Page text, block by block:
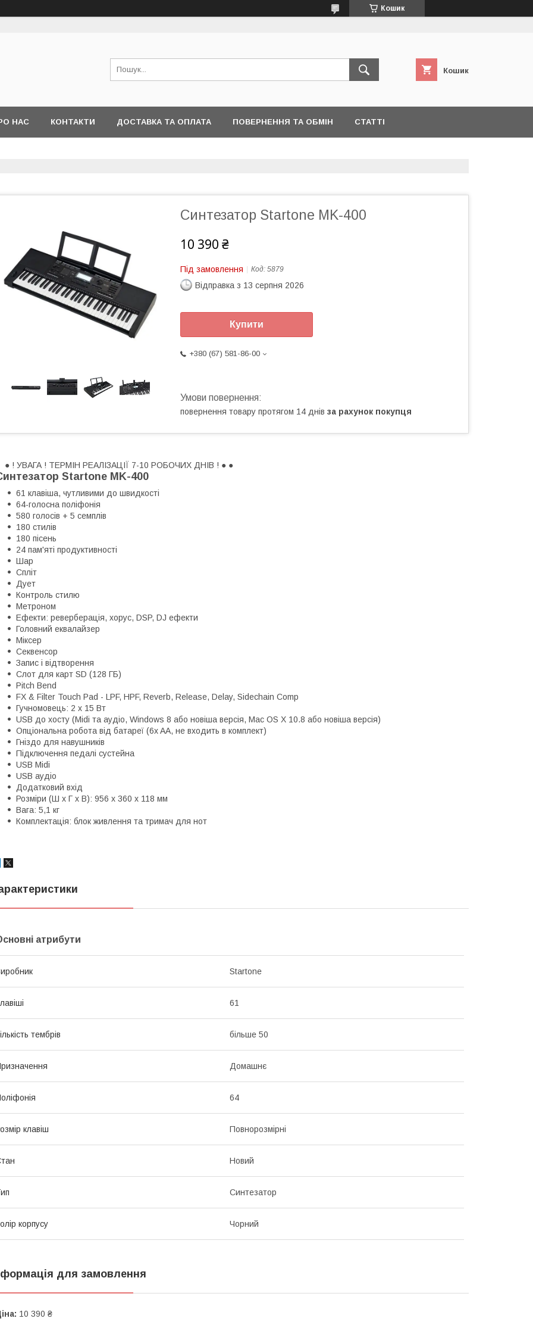
Кошик
Кошик
НАС КОНТАКТИ ДОСТАВКА ТА ОПЛАТА ПОВЕРНЕННЯ ТА ОБМІН СТАТТІ
Синтезатор Startone MK-400
10 390 ₴
Під замовлення Код: 5879
Відправка з 13 серпня 2026
Купити
+380 (67) 581-86-00
повернення товару протягом 14 днів за рахунок покупця
● ! УВАГА ! ТЕРМІН РЕАЛІЗАЦІЇ 7-10 РОБОЧИХ ДНІВ ! ● ●
Startone MK-400
61 клавіша, чутливими до швидкості
64-голосна поліфонія
580 голосів + 5 семплів
180 стилів
180 пісень
24 пам'яті продуктивності
Шар
Спліт
Дует
Контроль стилю
Метроном
Ефекти: реверберація, хорус, DSP, DJ ефекти
Головний еквалайзер
Міксер
Секвенсор
Запис і відтворення
Слот для карт SD (128 ГБ)
Pitch Bend
FX & Filter Touch Pad - LPF, HPF, Reverb, Release, Delay, Sidechain Comp
Гучномовець: 2 х 15 Вт
USB до хосту (Midi та аудіо, Windows 8 або новіша версія, Mac OS X 10.8 або новіша версія)
Опціональна робота від батареї (6x AA, не входить в комплект)
Гніздо для навушників
Підключення педалі сустейна
USB Midi
USB аудіо
Додатковий вхід
Розміри (Ш x Г x В): 956 x 360 x 118 мм
Вага: 5,1 кг
Комплектація: блок живлення та тримач для нот
атрибути
Startone
61
тембрів більше 50
Домашнє
64
клавіш Повнорозмірні
Новий
Синтезатор
корпусу Чорний
для замовлення
10 390 ₴